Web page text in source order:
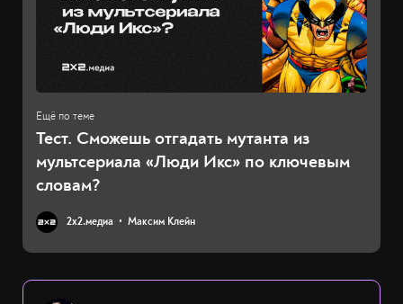
Тест. Сможешь отгадать мутанта из
мультсериала «Люди Икс» по ключевым
словам?
2х2.медиа Максим Клейн